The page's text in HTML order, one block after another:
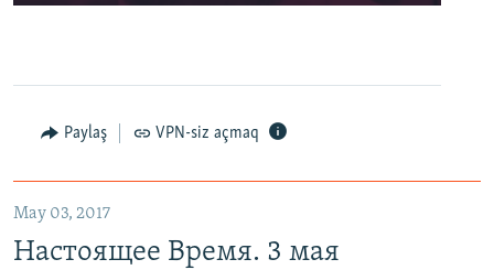
Paylaş VPN-siz açmaq
May 03, 2017
Настоящее Время. 3 мая